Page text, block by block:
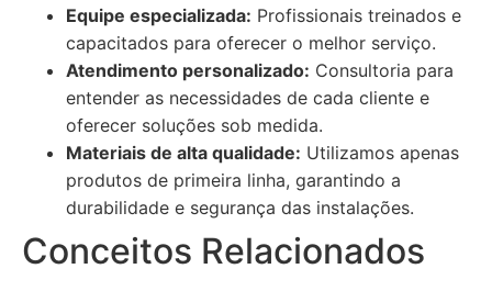
Equipe especializada: Profissionais treinados e
capacitados para oferecer o melhor serviço.
Atendimento personalizado: Consultoria para
entender as necessidades de cada cliente e
oferecer soluções sob medida.
Materiais de alta qualidade: Utilizamos apenas
produtos de primeira linha, garantindo a
durabilidade e segurança das instalações.
Conceitos Relacionados